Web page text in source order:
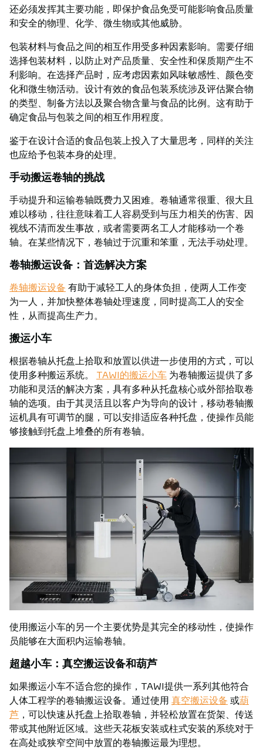
还必须发挥其主要功能，即保护食品免受可能影响食品质量
和安全的物理、化学、微生物或其他威胁。
包装材料与食品之间的相互作用受多种因素影响。需要仔细
选择包装材料，以防止对产品质量、安全性和保质期产生不
利影响。在选择产品时，应考虑因素如风味敏感性、颜色变
化和微生物活动。设计有效的食品包装系统涉及评估聚合物
的类型、制备方法以及聚合物含量与食品的比例。这有助于
确定食品与包装之间的相互作用程度。
鉴于在设计合适的食品包装上投入了大量思考，同样的关注
也应给予包装本身的处理。
手动搬运卷轴的挑战
手动提升和运输卷轴既费力又困难。卷轴通常很重、很大且
难以移动，往往意味着工人容易受到与压力相关的伤害、因
视线不清而发生事故，或者需要两名工人才能移动一个卷
轴。在某些情况下，卷轴过于沉重和笨重，无法手动处理。
卷轴搬运设备：首选解决方案
卷轴搬运设备 有助于减轻工人的身体负担，使两人工作变
为一人，并加快整体卷轴处理速度，同时提高工人的安全
性，从而提高生产力。
搬运小车
根据卷轴从托盘上拾取和放置以供进一步使用的方式，可以
使用多种搬运系统。 TAWI的搬运小车 为卷轴搬运提供了多
功能和灵活的解决方案，具有多种从托盘核心或外部拾取卷
轴的选项。由于其灵活且以客户为导向的设计，移动卷轴搬
运机具有可调节的腿，可以安排适应各种托盘，使操作员能
够接触到托盘上堆叠的所有卷轴。
使用搬运小车的另一个主要优势是其完全的移动性，使操作
员能够在大面积内运输卷轴。
超越小车：真空搬运设备和葫芦
如果搬运小车不适合您的操作，TAWI提供一系列其他符合
人体工程学的卷轴搬运设备。通过使用 真空搬运设备 或葫
芦 ，可以快速从托盘上拾取卷轴，并轻松放置在货架、传送
带或其他附近区域。这些天花板安装或柱式安装的系统对于
在高处或狭窄空间中放置的卷轴搬运最为理想。